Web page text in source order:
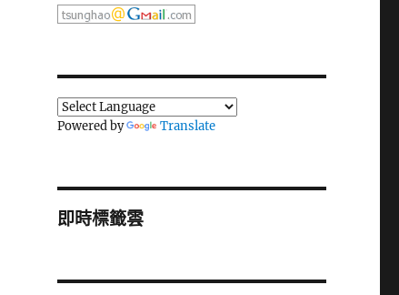
Powered by Translate
即時標籤雲